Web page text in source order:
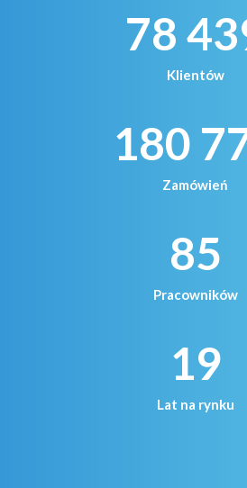
78
Klientów
180
Zamówień
85
Pracowników
19
Lat na rynku